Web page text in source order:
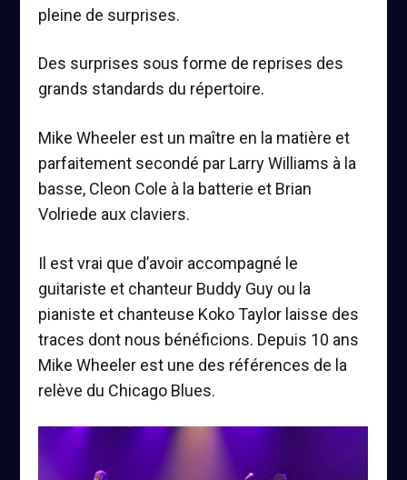
pleine de surprises.
Des surprises sous forme de reprises des
grands standards du répertoire.
Mike Wheeler est un maître en la matière et
parfaitement secondé par Larry Williams à la
basse, Cleon Cole à la batterie et Brian
Volriede aux claviers.
Il est vrai que d’avoir accompagné le
guitariste et chanteur Buddy Guy ou la
pianiste et chanteuse Koko Taylor laisse des
traces dont nous bénéficions. Depuis 10 ans
Mike Wheeler est une des références de la
relève du Chicago Blues.